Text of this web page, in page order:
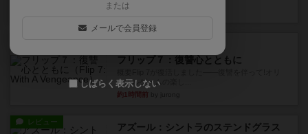
42分前
フリップ７：復讐心とともに
ジナルゲームの楽し...
約1時間前
レビュー アズール：シントラのステンドグラス
または
メールで会員登録
しばらく表示しない